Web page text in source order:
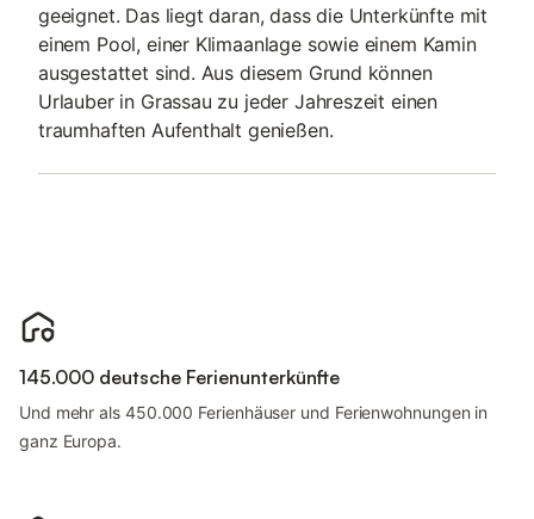
geeignet. Das liegt daran, dass die Unterkünfte mit
einem Pool, einer Klimaanlage sowie einem Kamin
ausgestattet sind. Aus diesem Grund können
Urlauber in Grassau zu jeder Jahreszeit einen
traumhaften Aufenthalt genießen.
145.000 deutsche Ferienunterkünfte
Und mehr als 450.000 Ferienhäuser und Ferienwohnungen in
ganz Europa.